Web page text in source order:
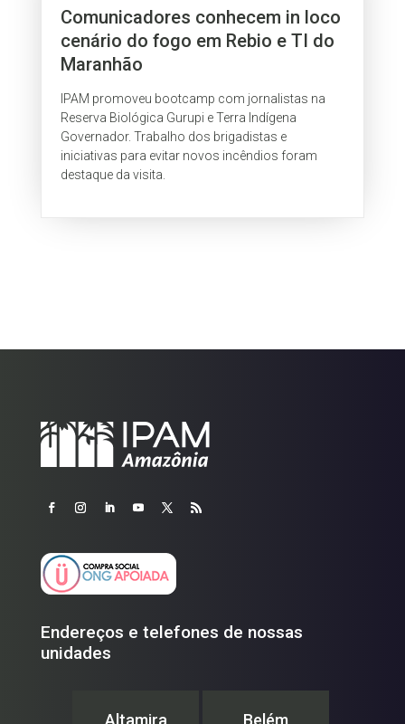
Comunicadores conhecem in loco
cenário do fogo em Rebio e TI do
Maranhão
IPAM promoveu bootcamp com jornalistas na
Reserva Biológica Gurupi e Terra Indígena
Governador. Trabalho dos brigadistas e
iniciativas para evitar novos incêndios foram
destaque da visita.
Endereços e telefones de nossas
unidades
Altamira Belém